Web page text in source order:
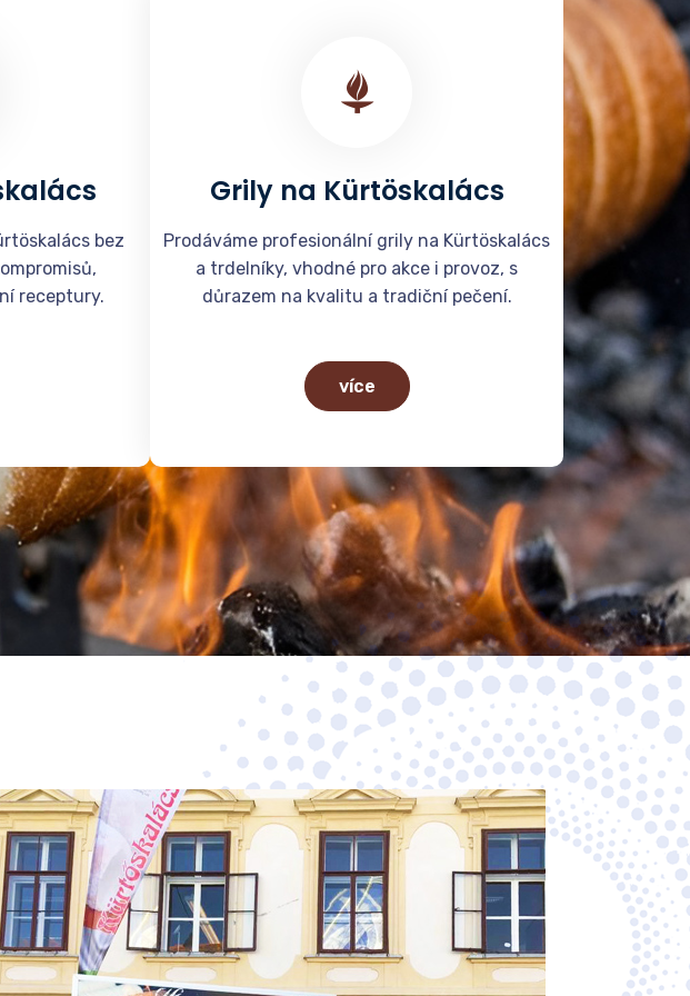
bez
receptury.
Grily na Kürtöskalács
Prodáváme profesionální grily na Kürtöskalács
a trdelníky, vhodné pro akce i provoz, s
důrazem na kvalitu a tradiční pečení.
více